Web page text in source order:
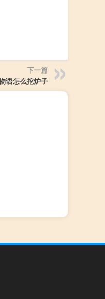
下一篇
语怎么挖炉子